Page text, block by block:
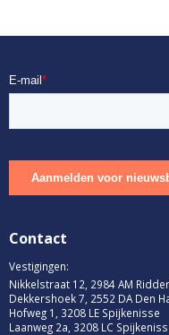
Contact
Vestigingen:
Nikkelstraat 12, 2984 AM
Dekkershoek 7, 2552 DA Den
Hofweg 1, 3208 LE Spijkenisse
Laanweg 2a, 3208 LC